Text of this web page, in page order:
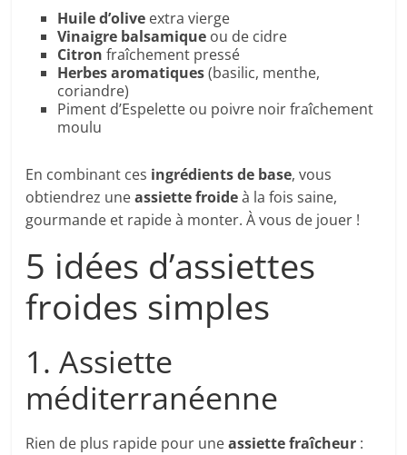
Huile d’olive extra vierge
Vinaigre balsamique ou de cidre
Citron fraîchement pressé
Herbes aromatiques(basilic, menthe,
coriandre)
Piment d’Espelette ou poivre noir fraîchement
moulu
En combinant ces ingrédients de base, vous
obtiendrez uneassiette froideà la fois saine,
gourmande et rapide à monter. À vous de jouer !
5 idées d’assiettes
froides simples
1. Assiette
méditerranéenne
Rien de plus rapide pour uneassiette fraîcheur :